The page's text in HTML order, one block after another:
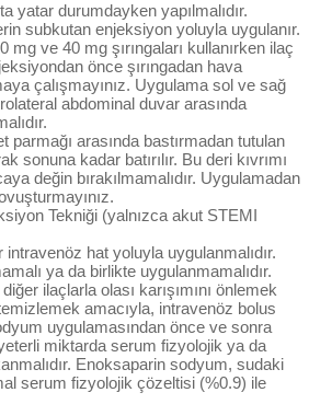
yatar durumdayken yapılmalıdır.
subkutan enjeksiyon yoluyla uygulanır.
ve 40 mg şırıngaları kullanırken ilaç
önce şırıngadan hava
çalışmayınız. Uygulama sol ve sağ
abdominal duvar arasında
parmağı arasında bastırmadan tutulan
sonuna kadar batırılır. Bu deri kıvrımı
değin bırakılmamalıdır. Uygulamadan
Tekniği (yalnızca akut STEMI
hat yoluyla uygulanmalıdır.
ya da birlikte uygulanmamalıdır.
ilaçlarla olası karışımını önlemek
amacıyla, intravenöz bolus
uygulamasından önce ve sonra
miktarda serum fizyolojik ya da
Enoksaparin sodyum, sudaki
serum fizyolojik çözeltisi (%0.9) ile